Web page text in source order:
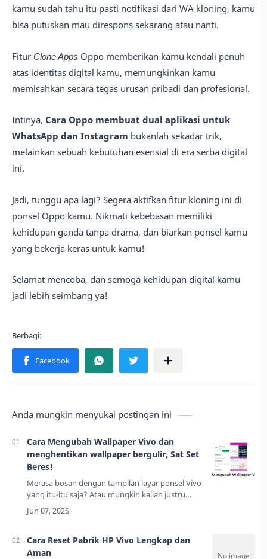
kamu sudah tahu itu pasti notifikasi dari WA kloning, kamu
bisa putuskan mau direspons sekarang atau nanti.
Fitur Clone Apps Oppo memberikan kamu kendali penuh
atas identitas digital kamu, memungkinkan kamu
memisahkan secara tegas urusan pribadi dan profesional.
Intinya, Cara Oppo membuat dual aplikasi untuk
WhatsApp dan Instagram bukanlah sekadar trik,
melainkan sebuah kebutuhan esensial di era serba digital
ini.
Jadi, tunggu apa lagi? Segera aktifkan fitur kloning ini di
ponsel Oppo kamu. Nikmati kebebasan memiliki
kehidupan ganda tanpa drama, dan biarkan ponsel kamu
yang bekerja keras untuk kamu!
Selamat mencoba, dan semoga kehidupan digital kamu
jadi lebih seimbang ya!
Anda mungkin menyukai postingan ini
Cara Mengubah Wallpaper Vivo dan
menghentikan wallpaper bergulir, Sat Set
Beres!
Merasa bosan dengan tampilan layar ponsel Vivo
yang itu-itu saja? Atau mungkin kalian justru
kesal karena wallpaper yang terus bergulir dan
membuat mata pusing? Tenang, kamu tidak…
Cara Reset Pabrik HP Vivo Lengkap dan
Aman